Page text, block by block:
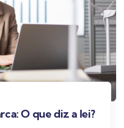
O que diz a lei?